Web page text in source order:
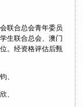
联合总会青年委员
生联合总会、澳门
。经资格评估后甄
、
、